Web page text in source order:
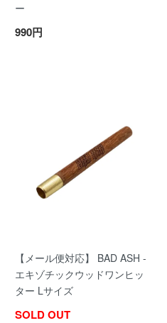
ー
990円
【メール便対応】 BAD ASH -
エキゾチックウッドワンヒッ
ター Lサイズ
SOLD OUT